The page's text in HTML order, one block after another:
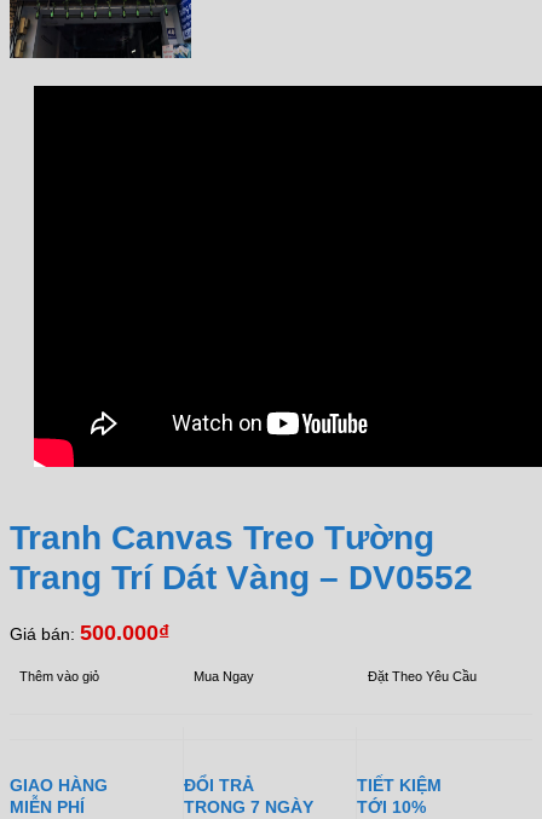
Tranh Canvas Treo Tường
Trang Trí Dát Vàng – DV0552
Giá bán: 500.000₫
Thêm vào giỏ Mua Ngay Đặt Theo Yêu Cầu
GIAO HÀNG
MIỄN PHÍ
ĐỔI TRẢ
TRONG 7 NGÀY
TIẾT KIỆM
TỚI 10%